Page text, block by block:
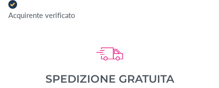
Acquirente verificato
SPEDIZIONE GRATUITA